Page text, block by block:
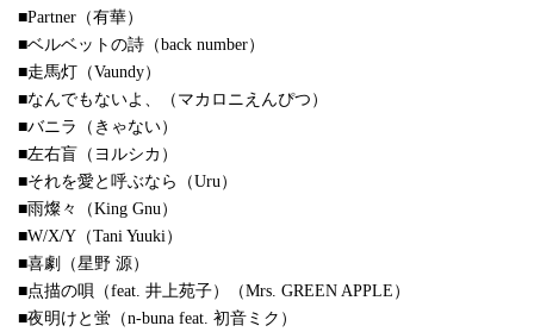
■Partner（有華）
■ベルベットの詩（back number）
■走馬灯（Vaundy）
■なんでもないよ、（マカロニえんぴつ）
■バニラ（きゃない）
■左右盲（ヨルシカ）
■それを愛と呼ぶなら（Uru）
■雨燦々（King Gnu）
■W/X/Y（Tani Yuuki）
■喜劇（星野 源）
■点描の唄（feat. 井上苑子）（Mrs. GREEN APPLE）
■夜明けと蛍（n-buna feat. 初音ミク）